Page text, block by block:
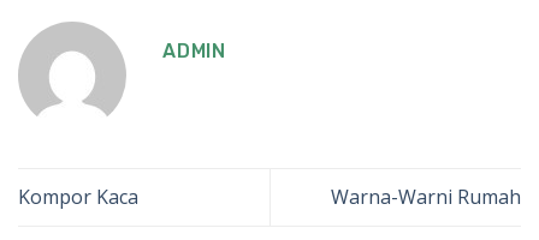
ADMIN
Kompor Kaca Warna-Warni Rumah